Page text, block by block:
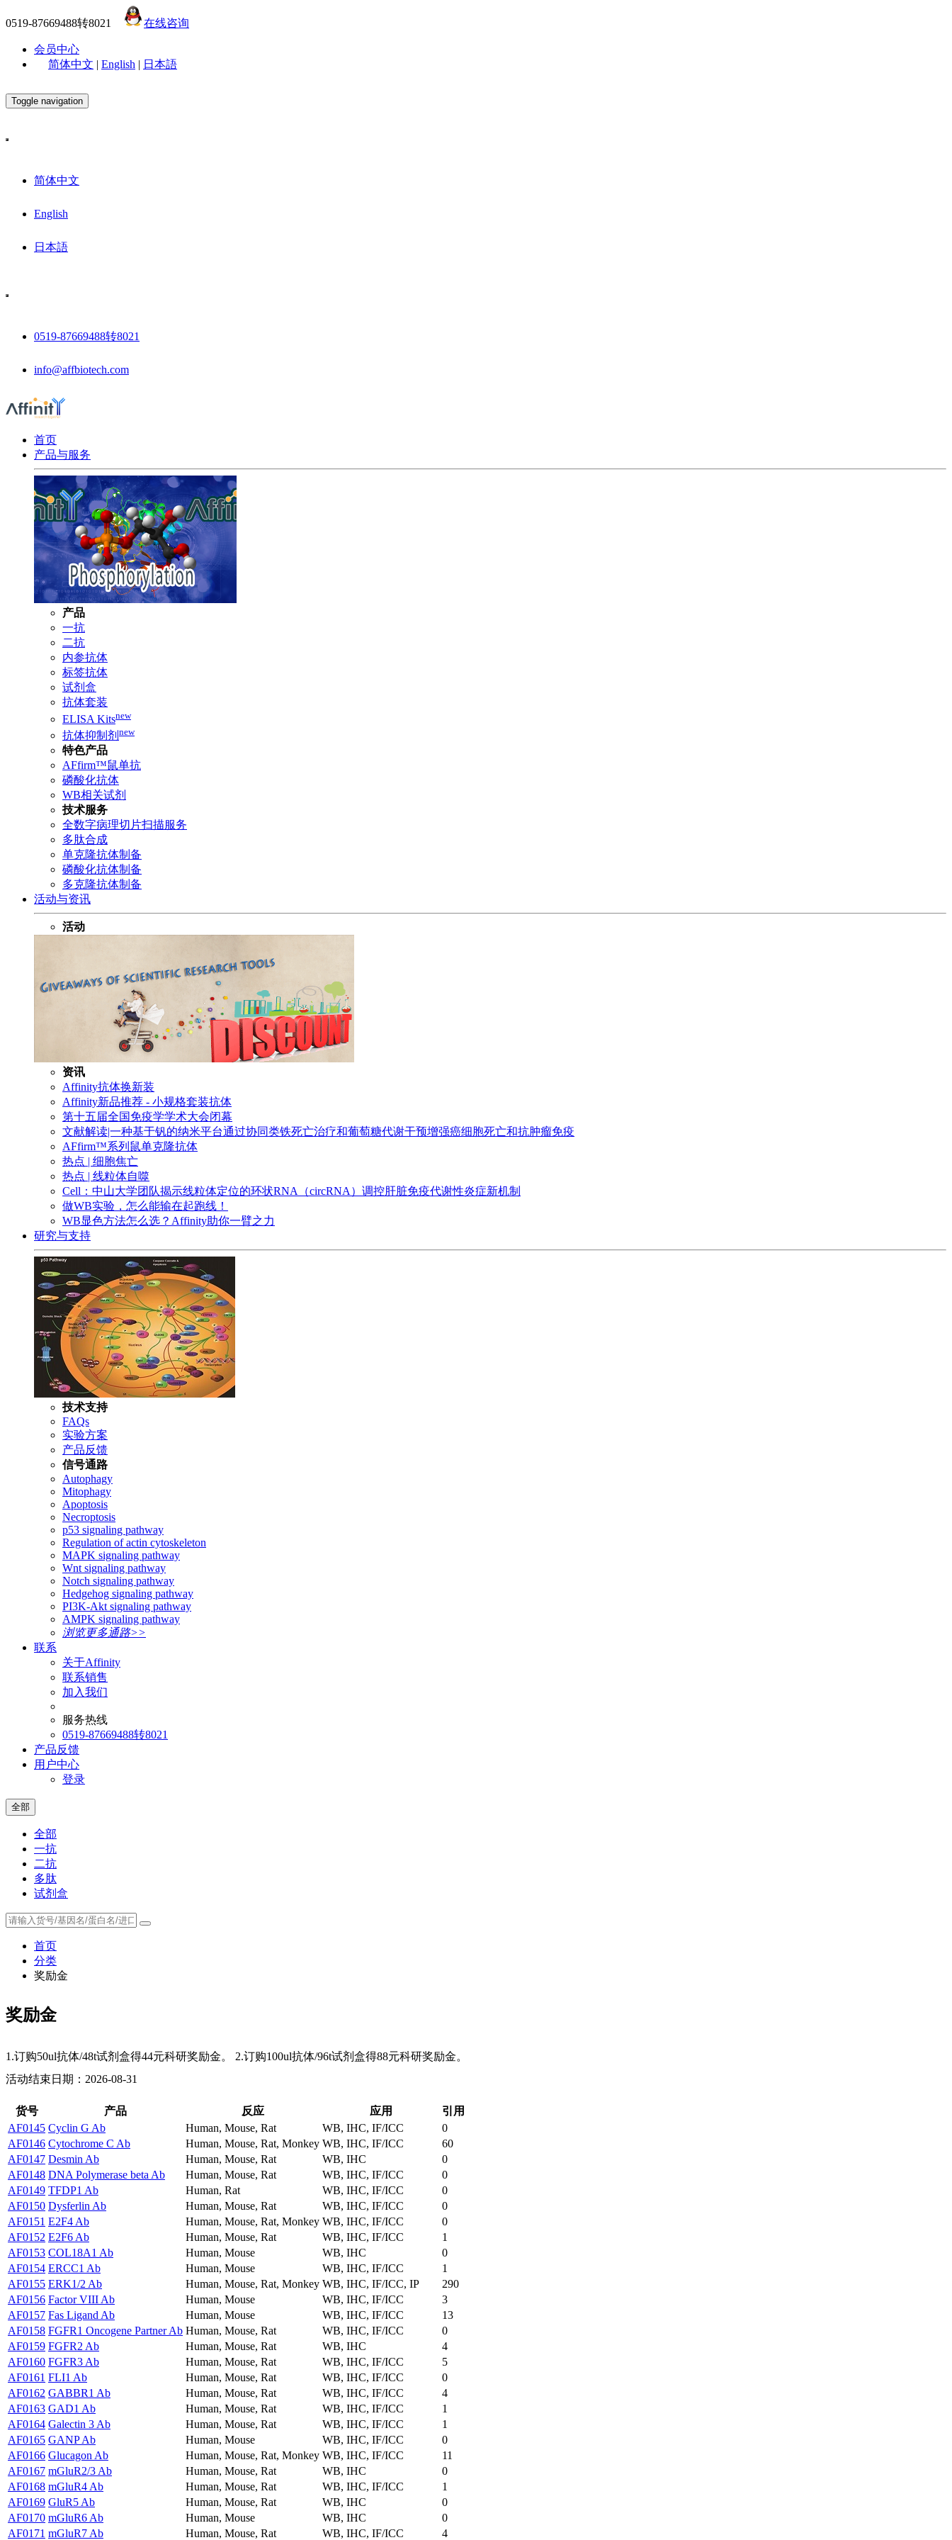
0519-87669488转8021 在线咨询
会员中心
简体中文 | English | 日本語
Toggle navigation
简体中文
English
日本語
0519-87669488转8021
info@affbiotech.com
首页
产品与服务
产品
一抗
二抗
内参抗体
标签抗体
试剂盒
抗体套装
ELISA Kitsnew
抗体抑制剂 new
特色产品
AFfirm™鼠单抗
磷酸化抗体
WB相关试剂
技术服务
全数字病理切片扫描服务
多肽合成
单克隆抗体制备
磷酸化抗体制备
多克隆抗体制备
活动与资讯
活动
资讯
Affinity抗体换新装
Affinity新品推荐 - 小规格套装抗体
第十五届全国免疫学学术大会闭幕
文献解读|一种基于钒的纳米平台通过协同类铁死亡治疗和葡萄糖代谢干预增强癌细胞死亡和抗肿瘤免疫
AFfirm™系列鼠单克隆抗体
热点 | 细胞焦亡
热点 | 线粒体自噬
Cell：中山大学团队揭示线粒体定位的环状RNA（circRNA）调控肝脏免疫代谢性炎症新机制
做WB实验，怎么能输在起跑线！
WB显色方法怎么选？Affinity助你一臂之力
研究与支持
技术支持
FAQs
实验方案
产品反馈
信号通路
Autophagy
Mitophagy
Apoptosis
Necroptosis
p53 signaling pathway
Regulation of actin cytoskeleton
MAPK signaling pathway
Wnt signaling pathway
Notch signaling pathway
Hedgehog signaling pathway
PI3K-Akt signaling pathway
AMPK signaling pathway
浏览更多通路>>
联系
关于Affinity
联系销售
加入我们
服务热线
0519-87669488转8021
产品反馈
用户中心
登录
全部
全部
一抗
二抗
多肽
试剂盒
首页
分类
奖励金
奖励金
1.订购50ul抗体/48t试剂盒得44元科研奖励金。 2.订购100ul抗体/96t试剂盒得88元科研奖励金。
活动结束日期：2026-08-31
货号 产品 反应 应用
引用
AF0145 Cyclin G Ab Human, Mouse, Rat WB, IHC, IF/ICC
0
AF0146 Cytochrome C Ab Human, Mouse, Rat, Monkey WB, IHC, IF/ICC
60
AF0147 Desmin Ab Human, Mouse, Rat WB, IHC
0
AF0148 DNA Polymerase beta Ab Human, Mouse, Rat WB, IHC, IF/ICC
0
AF0149 TFDP1 Ab Human, Rat WB, IHC, IF/ICC
0
AF0150 Dysferlin Ab Human, Mouse, Rat WB, IHC, IF/ICC
0
AF0151 E2F4 Ab Human, Mouse, Rat, Monkey WB, IHC, IF/ICC
0
AF0152 E2F6 Ab Human, Mouse, Rat WB, IHC, IF/ICC
1
AF0153 COL18A1 Ab Human, Mouse WB, IHC
0
AF0154 ERCC1 Ab Human, Mouse WB, IHC, IF/ICC
1
AF0155 ERK1/2 Ab Human, Mouse, Rat, Monkey WB, IHC, IF/ICC, IP
290
AF0156 Factor VIII Ab Human, Mouse WB, IHC, IF/ICC
3
AF0157 Fas Ligand Ab Human, Mouse WB, IHC, IF/ICC
13
AF0158 FGFR1 Oncogene Partner Ab Human, Mouse, Rat WB, IHC, IF/ICC
0
AF0159 FGFR2 Ab Human, Mouse, Rat WB, IHC
4
AF0160 FGFR3 Ab Human, Mouse, Rat WB, IHC, IF/ICC
5
AF0161 FLI1 Ab Human, Mouse, Rat WB, IHC, IF/ICC
0
AF0162 GABBR1 Ab Human, Mouse, Rat WB, IHC, IF/ICC
4
AF0163 GAD1 Ab Human, Mouse, Rat WB, IHC, IF/ICC
1
AF0164 Galectin 3 Ab Human, Mouse, Rat WB, IHC, IF/ICC
1
AF0165 GANP Ab Human, Mouse WB, IHC, IF/ICC
0
AF0166 Glucagon Ab Human, Mouse, Rat, Monkey WB, IHC, IF/ICC
11
AF0167 mGluR2/3 Ab Human, Mouse, Rat WB, IHC
0
AF0168 mGluR4 Ab Human, Mouse, Rat WB, IHC, IF/ICC
1
AF0169 GluR5 Ab Human, Mouse, Rat WB, IHC
0
AF0170 mGluR6 Ab Human, Mouse WB, IHC
0
AF0171 mGluR7 Ab Human, Mouse, Rat WB, IHC, IF/ICC 4